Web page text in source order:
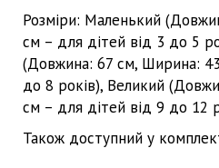
Розміри: Маленький
см – для дітей від 3 до 5
(Довжина: 67 см, Ширина:
до 8 років), Великий
см – для дітей від 9 до 12
Також доступний у